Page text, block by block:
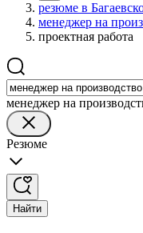
резюме в
менеджер на
проектная работа
менеджер на
Резюме
Найти